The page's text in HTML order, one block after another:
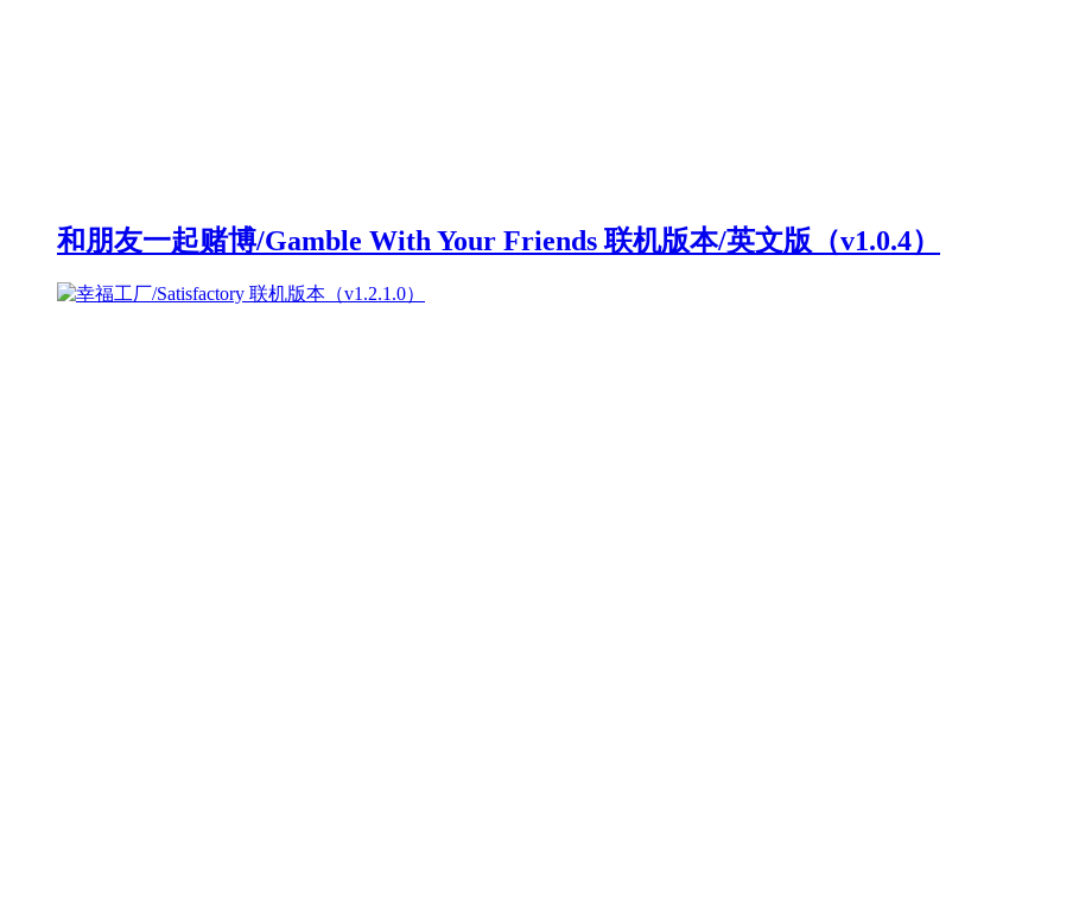
和朋友一起赌博/Gamble With Your Friends 联机版本/英文版（v1.0.4）